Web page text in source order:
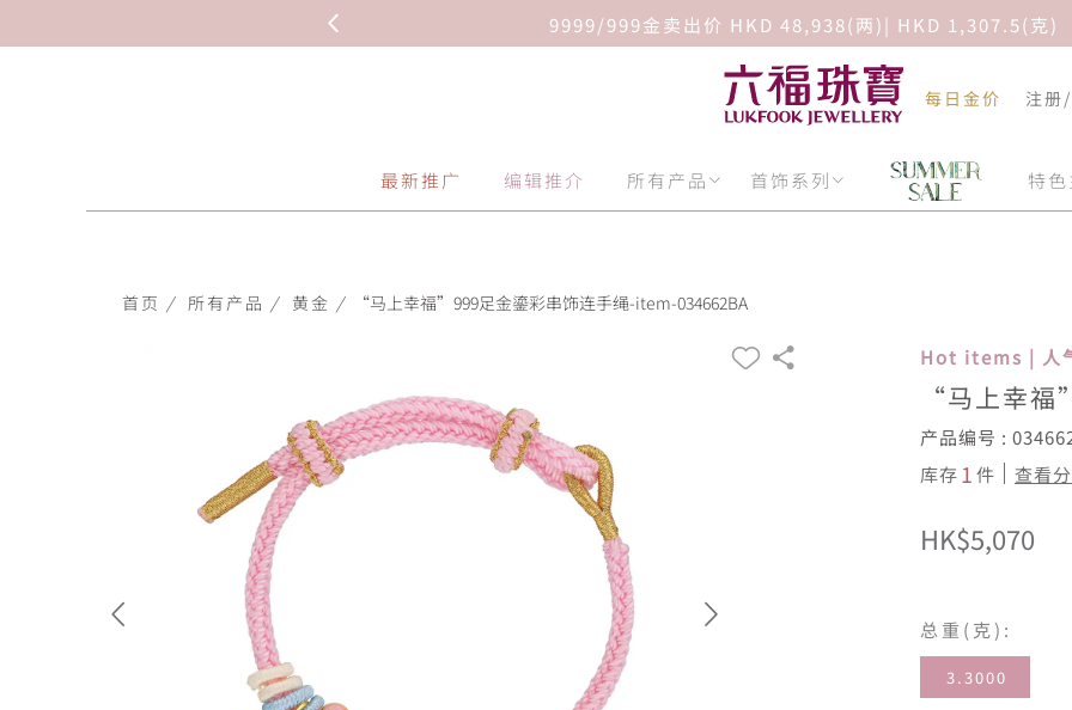
9999/999金卖出价 HKD 48,938(两)| HKD 1,307.5(克)
每日金价 注册
最新推广 编辑推介 所有产品 首饰系列 特
首页 / 所有产品 / 黄金 / “马上幸福”999足金鎏彩串饰连手绳-item-034662BA
Hot items | 人
“马上幸
产品编号 :
库存1件 查看
HK$5,070
总重(克):
3.3000